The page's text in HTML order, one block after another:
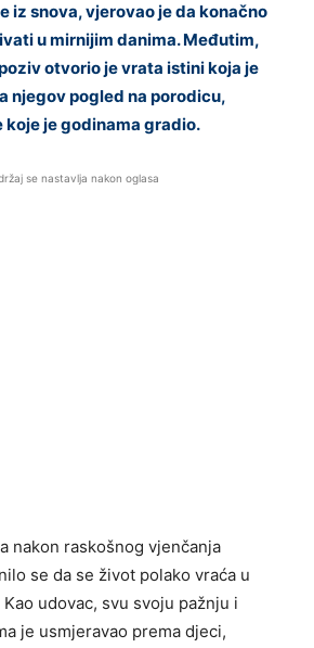
iz snova, vjerovao je da konačno
u mirnijim danima. Međutim,
otvorio je vrata istini koja je
njegov pogled na porodicu,
koje je godinama gradio.
se nastavlja nakon oglasa
nakon raskošnog vjenčanja
se da se život polako vraća u
udovac, svu svoju pažnju i
je usmjeravao prema djeci,